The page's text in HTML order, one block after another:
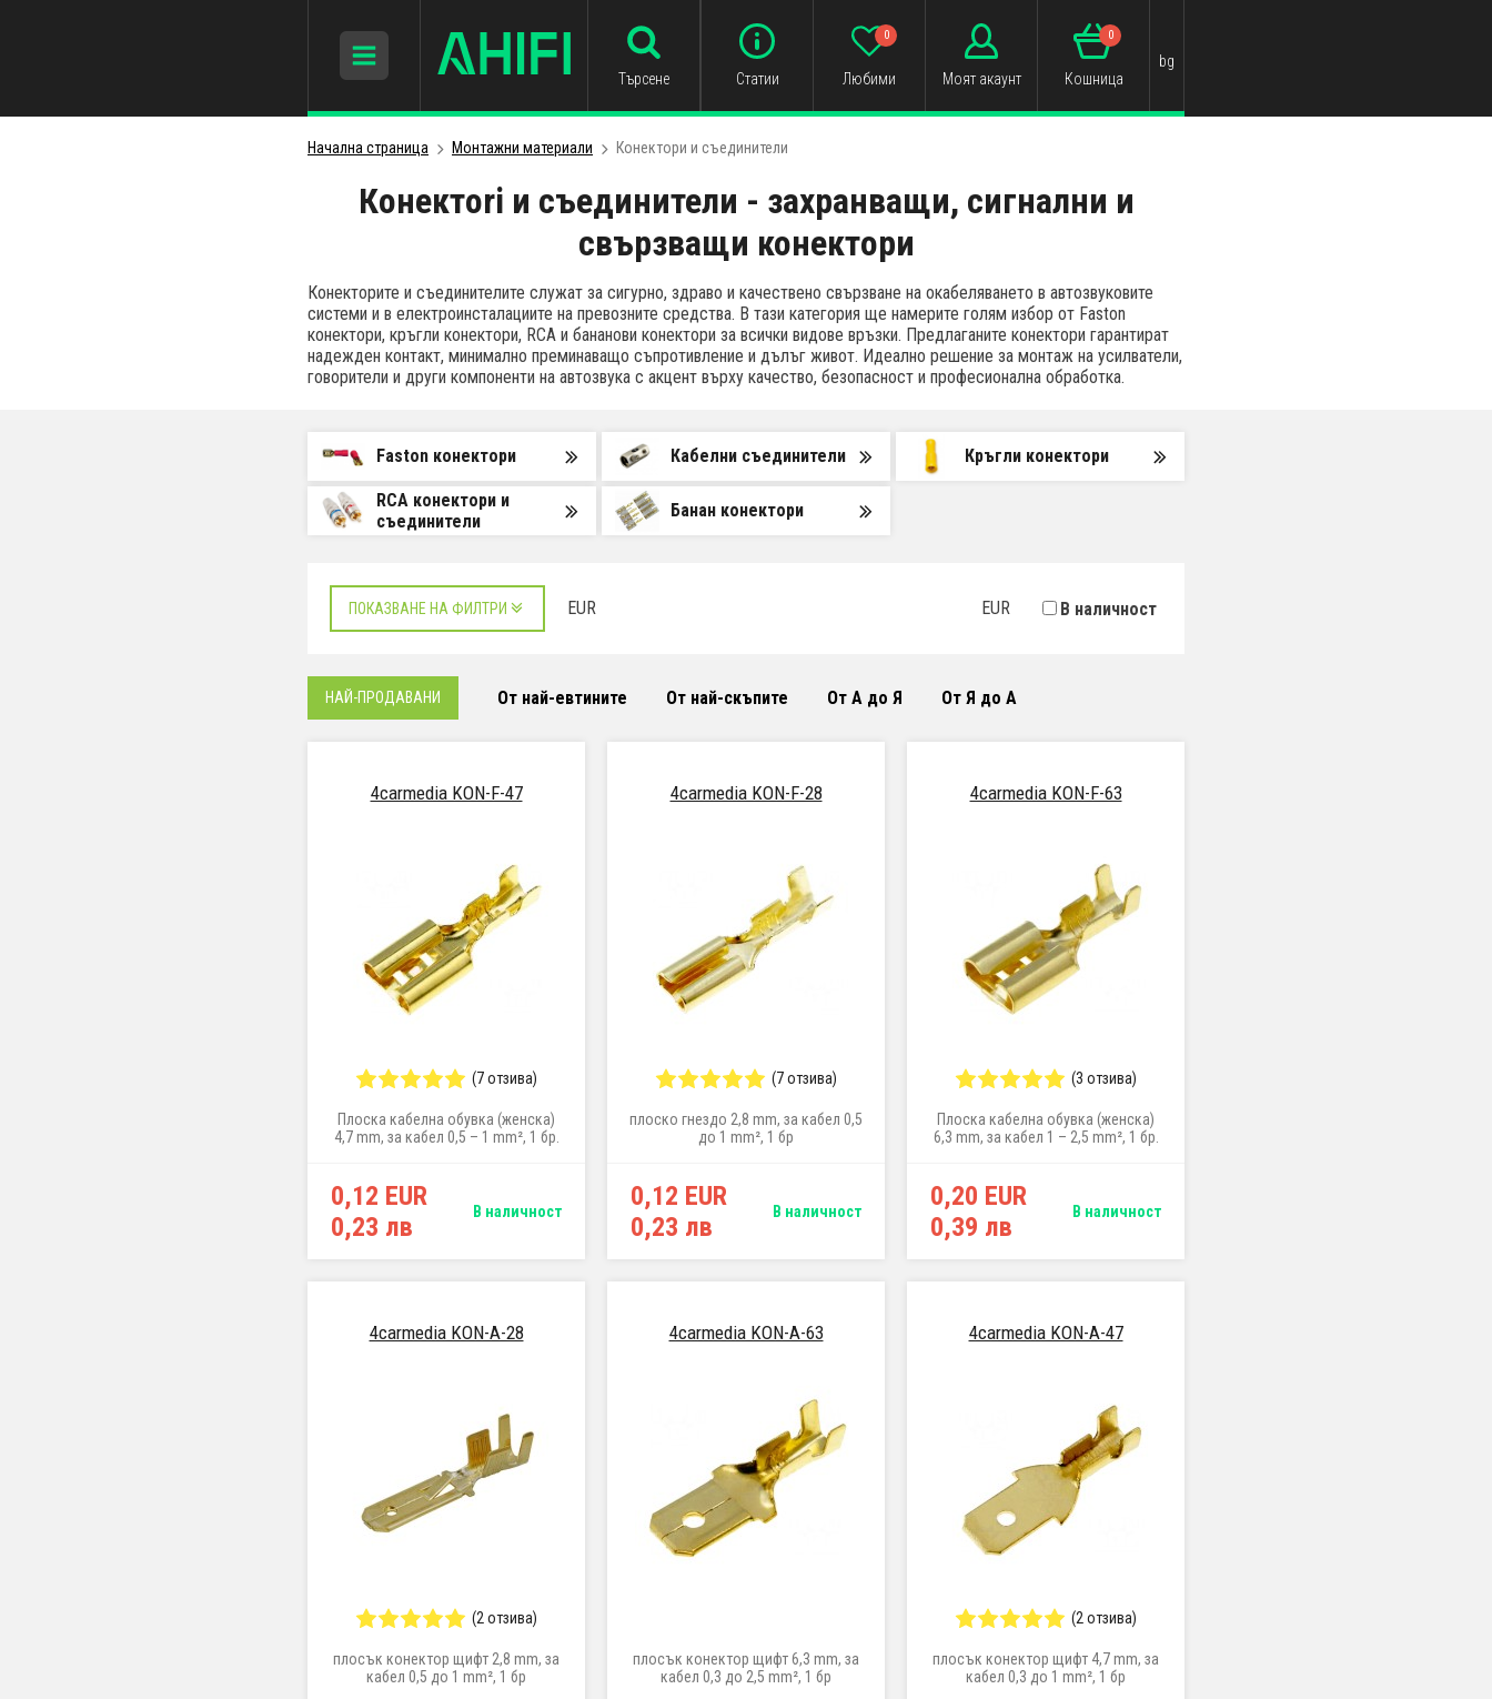
Търсене Статии Любими
0
Моят акаунт Кошница
0
bg
Начална страница Монтажни материали Конектори и съединители
Конектori и съединители - захранващи, сигнални и
свързващи конектори
Конекторите и съединителите служат за сигурно, здраво и качествено свързване на окабеляването в автозвуковите
системи и в електроинсталациите на превозните средства. В тази категория ще намерите голям избор от Faston
конектори, кръгли конектори, RCA и бананови конектори за всички видове връзки. Предлаганите конектори гарантират
надежден контакт, минимално преминаващо съпротивление и дълъг живот. Идеално решение за монтаж на усилватели,
говорители и други компоненти на автозвука с акцент върху качество, безопасност и професионална обработка.
Faston конектори Кабелни съединители Кръгли конектори
RCA конектори и
съединители
Банан конектори
ПОКАЗВАНЕ НА ФИЛТРИ EUR EUR В наличност
НАЙ-ПРОДАВАНИ От най-евтините От най-скъпите От А до Я От Я до А
4carmedia KON-F-47
(7 отзива)
Плоска кабелна обувка (женска)
4,7 mm, за кабел 0,5 – 1 mm², 1 бр.
0,12 EUR
0,23 лв
В наличност
4carmedia KON-F-28
(7 отзива)
плоско гнездо 2,8 mm, за кабел 0,5
до 1 mm², 1 бр
0,12 EUR
0,23 лв
В наличност
4carmedia KON-F-63
(3 отзива)
Плоска кабелна обувка (женска)
6,3 mm, за кабел 1 – 2,5 mm², 1 бр.
0,20 EUR
0,39 лв
В наличност
4carmedia KON-A-28
(2 отзива)
плосък конектор щифт 2,8 mm, за
кабел 0,5 до 1 mm², 1 бр
4carmedia KON-A-63
плосък конектор щифт 6,3 mm, за
кабел 0,3 до 2,5 mm², 1 бр
4carmedia KON-A-47
(2 отзива)
плосък конектор щифт 4,7 mm, за
кабел 0,3 до 1 mm², 1 бр